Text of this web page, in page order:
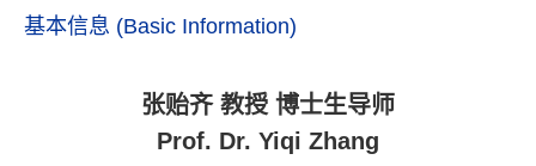
基本信息 (Basic Information)
张贻齐 教授 博士生导师
Prof. Dr. Yiqi Zhang